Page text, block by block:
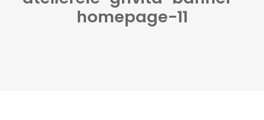
homepage-11